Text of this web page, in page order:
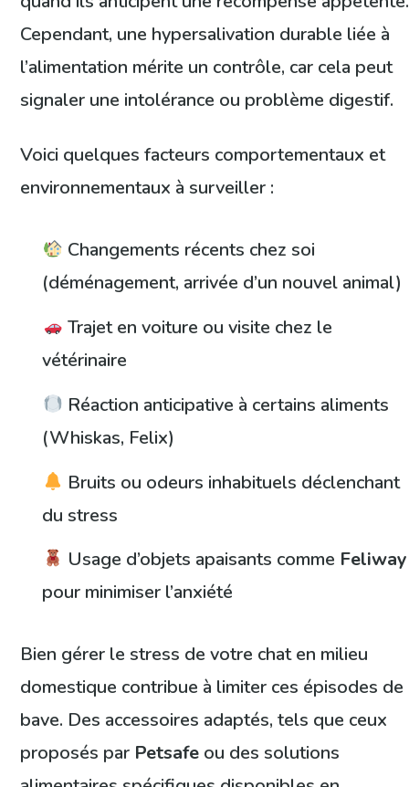
Cependant, une hypersalivation durable liée à
l’alimentation mérite un contrôle, car cela peut
signaler une intolérance ou problème digestif.
Voici quelques facteurs comportementaux et
environnementaux à surveiller :
Changements récents chez soi
(déménagement, arrivée d’un nouvel animal)
Trajet en voiture ou visite chez le
vétérinaire
Réaction anticipative à certains aliments
(Whiskas, Felix)
Bruits ou odeurs inhabituels déclenchant
du stress
Usage d’objets apaisants comme Feliway
pour minimiser l’anxiété
Bien gérer le stress de votre chat en milieu
domestique contribue à limiter ces épisodes de
bave. Des accessoires adaptés, tels que ceux
proposés par Petsafe ou des solutions